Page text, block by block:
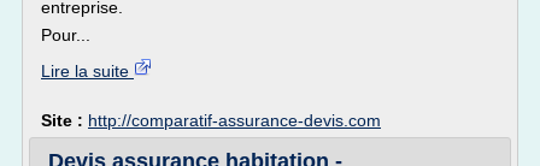
entreprise.
Pour...
Lire la suite
Site : http://comparatif-assurance-devis.com
Devis assurance habitation -